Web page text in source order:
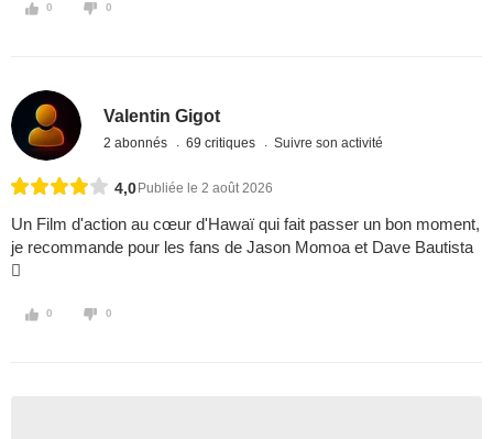
0 0
Valentin Gigot
2 abonnés 69 critiques Suivre son activité
4,0 Publiée le 2 août 2026
Un Film d'action au cœur d'Hawaï qui fait passer un bon moment,
je recommande pour les fans de Jason Momoa et Dave Bautista

0 0